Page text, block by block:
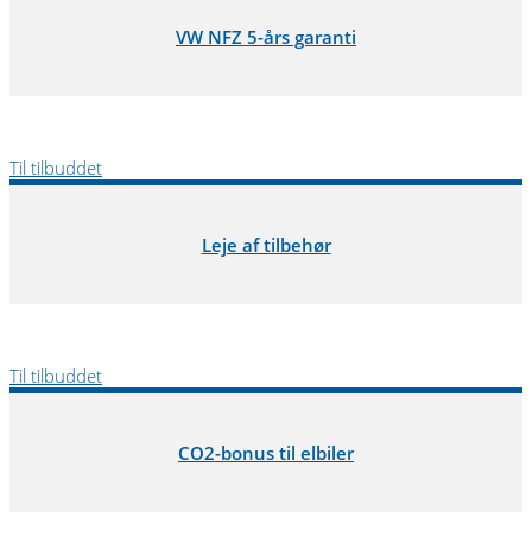
VW NFZ 5-års garanti
Til tilbuddet
Leje af tilbehør
Til tilbuddet
CO2-bonus til elbiler